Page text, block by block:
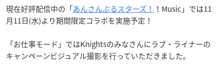
現在好評配信中の「あんさんぶるスターズ！ ！Music」では11
月11日(水)より期間限定コラボを実施予定！
「お仕事モード」ではKnightsのみなさんにラブ・ライナーの
キャンペーンビジュアル撮影を行っていただきました。